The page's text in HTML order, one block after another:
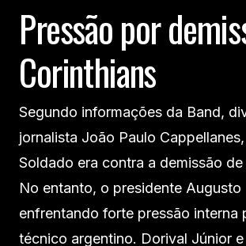
Pressão por
Corinthians
Segundo informações da Band,
jornalista João Paulo
Soldado era contra a demissão de
No entanto, o presidente Augusto
enfrentando forte pressão interna
técnico argentino. Dorival Júnior